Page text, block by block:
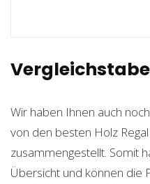
Wir haben Ihnen auch
von den besten Holz
zusammengestellt. Somit
Übersicht und können die